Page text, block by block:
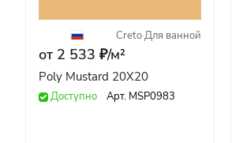
Creto·Для ванной
от 2 533 ₽/м²
Poly Mustard 20X20
Доступно Арт. MSP0983